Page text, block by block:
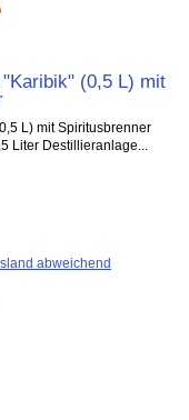
(0,5 L) mit
L) mit Spiritusbrenner
Liter Destillieranlage...
abweichend